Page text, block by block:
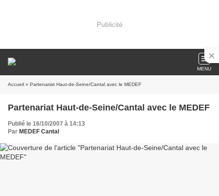
Publicité
MENU
Accueil » Partenariat Haut-de-Seine/Cantal avec le MEDEF
Partenariat Haut-de-Seine/Cantal avec le MEDEF
Publié le 16/10/2007 à 14:13
Par MEDEF Cantal